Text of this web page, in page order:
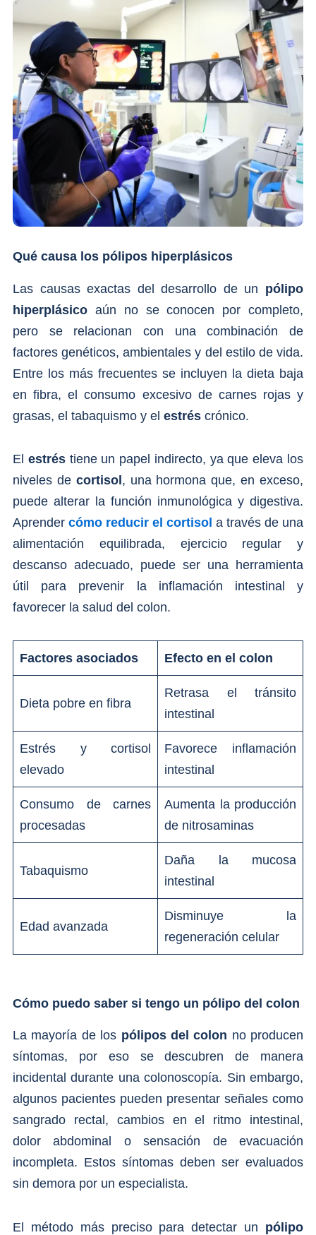
Qué causa los pólipos hiperplásicos
Las causas exactas del desarrollo de un pólipo
hiperplásico aún no se conocen por completo,
pero se relacionan con una combinación de
factores genéticos, ambientales y del estilo de vida.
Entre los más frecuentes se incluyen la dieta baja
en fibra, el consumo excesivo de carnes rojas y
grasas, el tabaquismo y el estrés crónico.
El estréstiene un papel indirecto, ya que eleva los
niveles de cortisol , una hormona que, en exceso,
puede alterar la función inmunológica y digestiva.
Aprender cómo reducir el cortisol a través de una
alimentación equilibrada, ejercicio regular y
descanso adecuado, puede ser una herramienta
útil para prevenir la inflamación intestinal y
favorecer la salud del colon.
Factores asociados Efecto en el colon
Dieta pobre en fibra
Retrasa el tránsito
intestinal
Estrés y cortisol
elevado
Favorece inflamación
intestinal
Consumo de carnes
procesadas
Aumenta la producción
de nitrosaminas
Tabaquismo
Daña la mucosa
intestinal
Edad avanzada
Disminuye la
regeneración celular
Cómo puedo saber si tengo un pólipo del colon
La mayoría de los pólipos del colon no producen
síntomas, por eso se descubren de manera
incidental durante una colonoscopía. Sin embargo,
algunos pacientes pueden presentar señales como
sangrado rectal, cambios en el ritmo intestinal,
dolor abdominal o sensación de evacuación
incompleta. Estos síntomas deben ser evaluados
sin demora por un especialista.
El método más preciso para detectar un pólipo